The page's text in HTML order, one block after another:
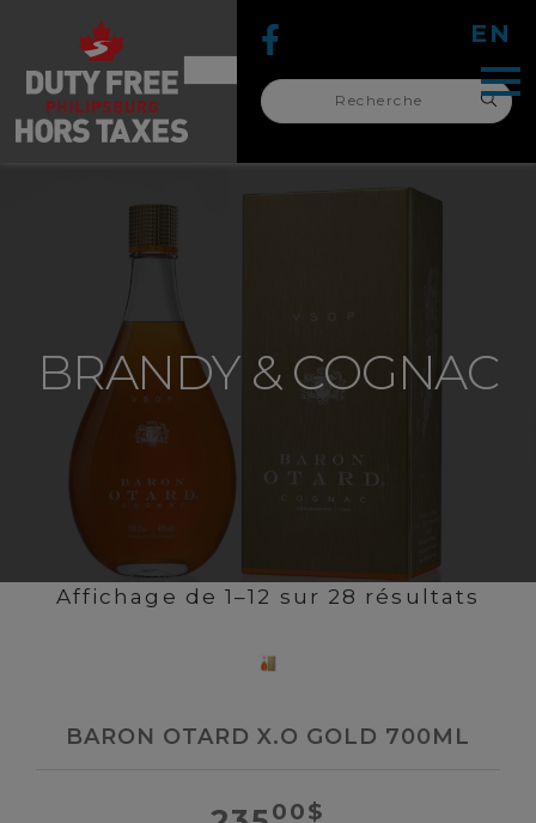
pour :
EN
recherche
pour :
BRANDY & COGNAC
Affichage de 1–12 sur 28 résultats
BARON OTARD X.O GOLD 700ML
00$